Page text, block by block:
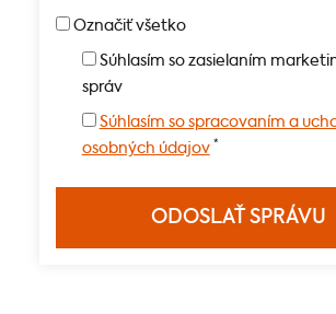
Označiť všetko
Súhlasím so zasielaním
správ
Súhlasím so spracovaním a
osobných údajov *